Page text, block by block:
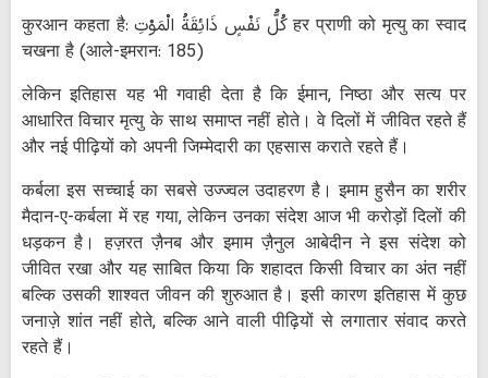
कुरआन कहता है: كُلُّ نَفْسٍ ذَائِقَةُ الْمَوْتِ हर प्राणी को मृत्यु का स्वाद
चखना है (आले-इमरान: 185)
लेकिन इतिहास यह भी गवाही देता है कि ईमान, निष्ठा और सत्य पर
आधारित विचार मृत्यु के साथ समाप्त नहीं होते। वे दिलों में जीवित रहते हैं
और नई पीढ़ियों को अपनी जिम्मेदारी का एहसास कराते रहते हैं।
कर्बला इस सच्चाई का सबसे उज्ज्वल उदाहरण है। इमाम हुसैन का शरीर
मैदान-ए-कर्बला में रह गया, लेकिन उनका संदेश आज भी करोड़ों दिलों की
धड़कन है। हज़रत ज़ैनब और इमाम ज़ैनुल आबेदीन ने इस संदेश को
जीवित रखा और यह साबित किया कि शहादत किसी विचार का अंत नहीं
बल्कि उसकी शाश्वत जीवन की शुरुआत है। इसी कारण इतिहास में कुछ
जनाज़े शांत नहीं होते, बल्कि आने वाली पीढ़ियों से लगातार संवाद करते
रहते हैं।